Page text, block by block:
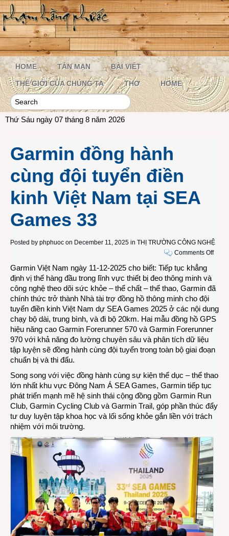
HOME TẢN MẠN BÀI VIẾT
THẾ GIỚI CỦA CHÚNG TA THƠ HOME
Thứ Sáu ngày 07 tháng 8 năm 2026
Garmin đồng hành
cùng đội tuyển điền
kinh Việt Nam tại SEA
Games 33
Posted by phphuoc on December 11, 2025 in THỊ TRƯỜNG CÔNG NGHỆ
Comments Offon
cùng
tuyển
điền
Nam
SEA
Garmin Việt Nam ngày 11-12-2025 cho biết: Tiếp tục khẳng
định vị thế hàng đầu trong lĩnh vực thiết bị đeo thông minh và
công nghệ theo dõi sức khỏe – thể chất – thể thao, Garmin đã
chính thức trở thành Nhà tài trợ đồng hồ thông minh cho đội
tuyển điền kinh Việt Nam dự SEA Games 2025 ở các nội dung
chạy bộ dài, trung bình, và đi bộ 20km. Hai mẫu đồng hồ GPS
hiệu năng cao Garmin Forerunner 570 và Garmin Forerunner
970 với khả năng đo lường chuyên sâu và phân tích dữ liệu
tập luyện sẽ đồng hành cùng đội tuyển trong toàn bộ giai đoạn
chuẩn bị và thi đấu.
Song song với việc đồng hành cùng sự kiện thể dục – thể thao
lớn nhất khu vực Đông Nam Á SEA Games, Garmin tiếp tục
phát triển mạnh mẽ hệ sinh thái cộng đồng gồm Garmin Run
Club, Garmin Cycling Club và Garmin Trail, góp phần thúc đẩy
tư duy luyện tập khoa học và lối sống khỏe gắn liền với trách
nhiệm với môi trường.